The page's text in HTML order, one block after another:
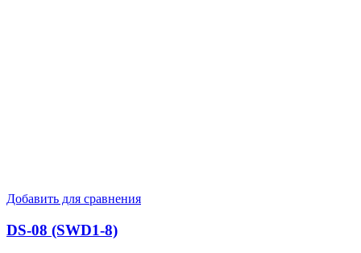
Добавить для сравнения
DS-08 (SWD1-8)